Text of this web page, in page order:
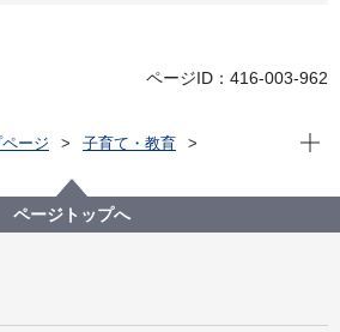
ページID：416-003-962
ージ
子育て・教育
員への給付金について
現在
ページトップへ